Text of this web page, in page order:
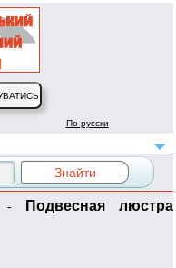
По-русски
-
Подвесная люстра